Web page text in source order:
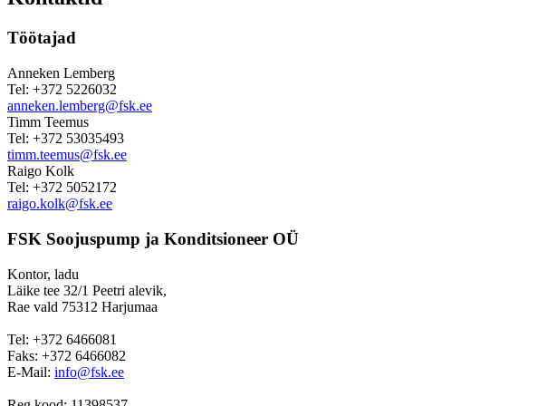
Töötajad
Anneken Lemberg
Tel: +372 5226032
anneken.lemberg@fsk.ee
Timm Teemus
Tel: +372 53035493
timm.teemus@fsk.ee
Raigo Kolk
Tel: +372 5052172
raigo.kolk@fsk.ee
FSK Soojuspump ja Konditsioneer OÜ
Kontor, ladu
Läike tee 32/1 Peetri alevik,
Rae vald 75312 Harjumaa
Tel: +372 6466081
Faks: +372 6466082
E-Mail: info@fsk.ee